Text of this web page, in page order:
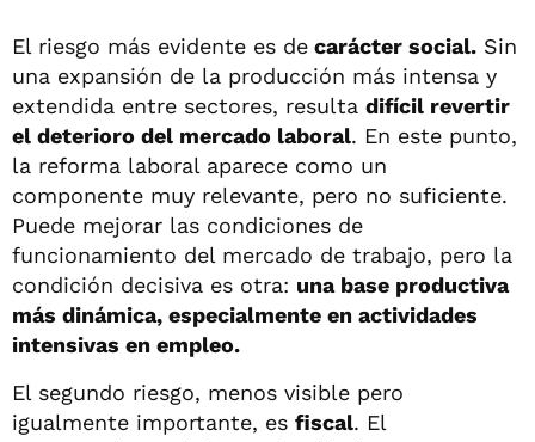
El riesgo más evidente es de carácter social. Sin
una expansión de la producción más intensa y
extendida entre sectores, resulta difícil revertir
el deterioro del mercado laboral. En este punto,
la reforma laboral aparece como un
componente muy relevante, pero no suficiente.
Puede mejorar las condiciones de
funcionamiento del mercado de trabajo, pero la
condición decisiva es otra: una base productiva
más dinámica, especialmente en actividades
intensivas en empleo.
El segundo riesgo, menos visible pero
igualmente importante, es fiscal. El